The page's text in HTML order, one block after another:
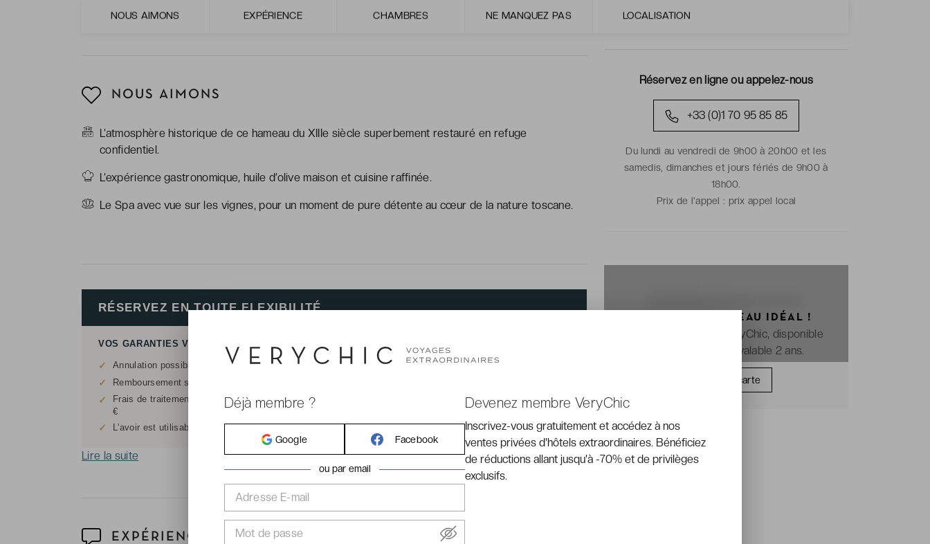
NOUS AIMONS EXPÉRIENCE CHAMBRES NE MANQUEZ PAS LOCALISATION
NOUS AIMONS
L’atmosphère historique de ce hameau du XIIIe siècle superbement restauré en refuge
confidentiel.
L’expérience gastronomique, huile d’olive maison et cuisine raffinée.
Le Spa avec vue sur les vignes, pour un moment de pure détente au cœur de la nature toscane.
EXPÉRIENCE
cadre étincelant. Royal !
RÉSERVEZ EN TOUTE FLEXIBILITÉ
VOS GARANTIES VERYCHIC
✓ Annulation possible sans justificatif jusqu'à 7 jours avant le départ (offre sans transports)
✓ Remboursement sous forme d'avoir, hors frais de dossier, assurance, transports et activités
✓
Frais de traitement : 20 € pour réservations inférieures à 500 € et 50 € pour réservations supérieures à 500
€
✓ L'avoir est utilisable sur tout le siteVeryChic.fr
Lire la suite
Réservez en ligne ou appelez-nous
+33 (0)1 70 95 85 85
Du lundi au vendredi de 9h00 à 20h00 et les
samedis, dimanches et jours fériés de 9h00 à
18h00.
Prix de l'appel : prix appel local
OFFREZ LE CADEAU IDÉAL !
La e-carte cadeau VeryChic, disponible
immédiatement et valable 2 ans.
Offrir une carte
Déjà membre ?
Google Facebook
ou par email
Adresse E-mail
Mot de passe
Devenez membre VeryChic
Inscrivez-vous gratuitement et accédez à nos
ventes privées d'hôtels extraordinaires. Bénéficiez
de réductions allant jusqu'à -70% et de privilèges
exclusifs.